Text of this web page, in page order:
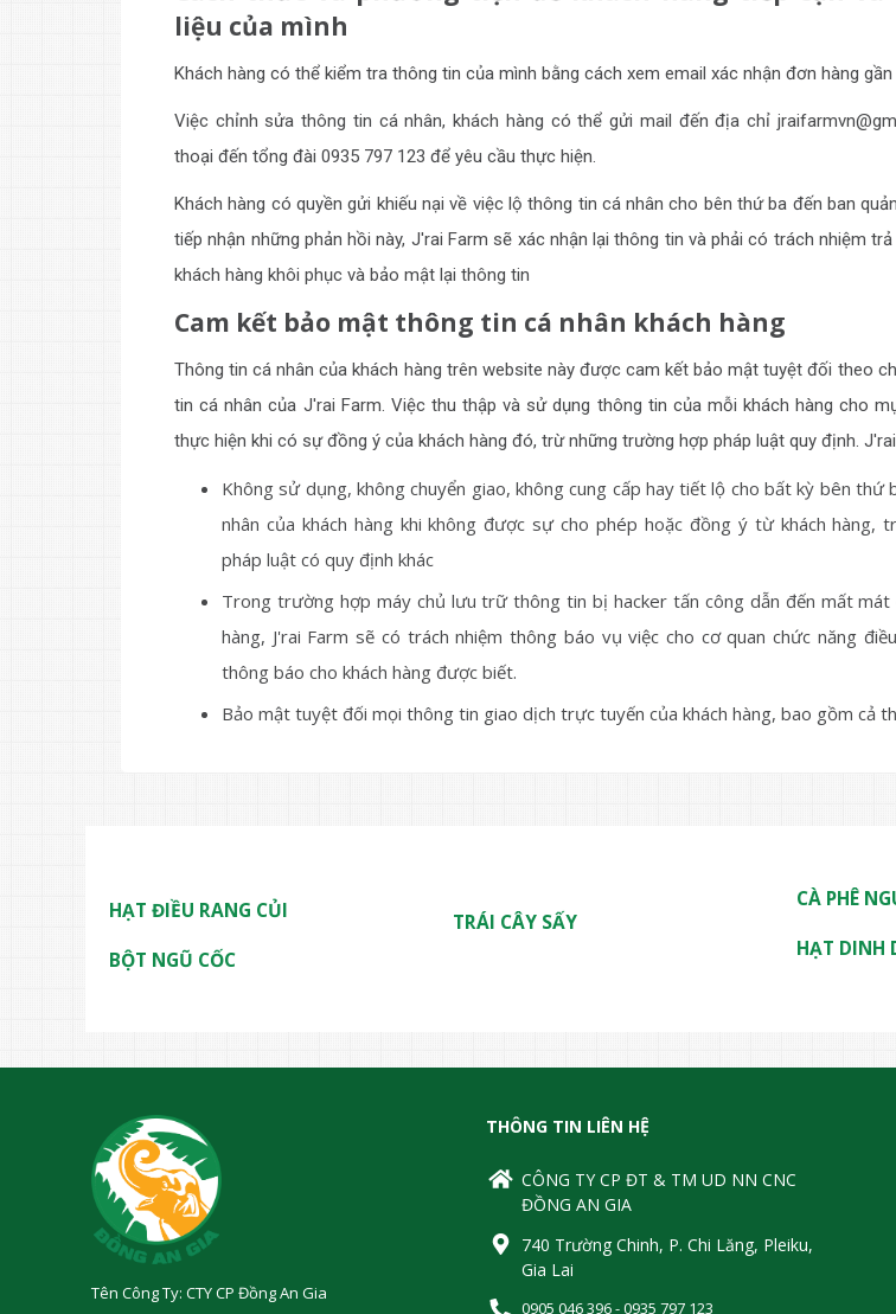
liệu của mình
Khách hàng có thể kiểm tra thông tin của mình bằng cách xem email xác nhận đơn hàng gần
Việc chỉnh sửa thông tin cá nhân, khách hàng có thể gửi mail đến địa chỉ
thoại đến tổng đài 0935 797 123 để yêu cầu thực hiện.
Khách hàng có quyền gửi khiếu nại về việc lộ thông tin cá nhân cho bên thứ ba đến ban
tiếp nhận những phản hồi này, J'rai Farm sẽ xác nhận lại thông tin và phải có trách nhiệm
khách hàng khôi phục và bảo mật lại thông tin
Cam kết bảo mật thông tin cá nhân khách hàng
Thông tin cá nhân của khách hàng trên website này được cam kết bảo mật tuyệt đối theo
tin cá nhân của J'rai Farm. Việc thu thập và sử dụng thông tin của mỗi khách hàng cho
thực hiện khi có sự đồng ý của khách hàng đó, trừ những trường hợp pháp luật quy định.
Không sử dụng, không chuyển giao, không cung cấp hay tiết lộ cho bất kỳ bên thứ
nhân của khách hàng khi không được sự cho phép hoặc đồng ý từ khách hàng,
pháp luật có quy định khác
Trong trường hợp máy chủ lưu trữ thông tin bị hacker tấn công dẫn đến mất mát
hàng, J'rai Farm sẽ có trách nhiệm thông báo vụ việc cho cơ quan chức năng
thông báo cho khách hàng được biết.
Bảo mật tuyệt đối mọi thông tin giao dịch trực tuyến của khách hàng, bao gồm cả
HẠT ĐIỀU RANG CỦI
BỘT NGŨ CỐC
TRÁI CÂY SẤY
CÀ PHÊ
HẠT DINH
Tên Công Ty: CTY CP Đồng An Gia
THÔNG TIN LIÊN HỆ
CÔNG TY CP ĐT & TM UD NN CNC
ĐỒNG AN GIA
740 Trường Chinh, P. Chi Lăng, Pleiku,
Gia Lai
0905 046 396 - 0935 797 123